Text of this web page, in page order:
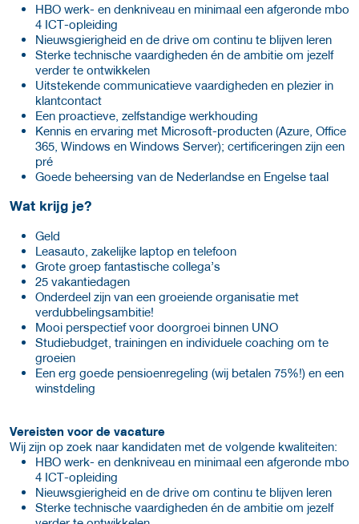
HBO werk- en denkniveau en minimaal een afgeronde mbo
4 ICT-opleiding
Nieuwsgierigheid en de drive om continu te blijven leren
Sterke technische vaardigheden én de ambitie om jezelf
verder te ontwikkelen
Uitstekende communicatieve vaardigheden en plezier in
klantcontact
Een proactieve, zelfstandige werkhouding
Kennis en ervaring met Microsoft-producten (Azure, Office
365, Windows en Windows Server); certificeringen zijn een
pré
Goede beheersing van de Nederlandse en Engelse taal
Wat krijg je?
Geld
Leasauto, zakelijke laptop en telefoon
Grote groep fantastische collega’s
25 vakantiedagen
Onderdeel zijn van een groeiende organisatie met
verdubbelingsambitie!
Mooi perspectief voor doorgroei binnen UNO
Studiebudget, trainingen en individuele coaching om te
groeien
Een erg goede pensioenregeling (wij betalen 75%!) en een
winstdeling
Vereisten voor de vacature
Wij zijn op zoek naar kandidaten met de volgende kwaliteiten:
HBO werk- en denkniveau en minimaal een afgeronde mbo
4 ICT-opleiding
Nieuwsgierigheid en de drive om continu te blijven leren
Sterke technische vaardigheden én de ambitie om jezelf